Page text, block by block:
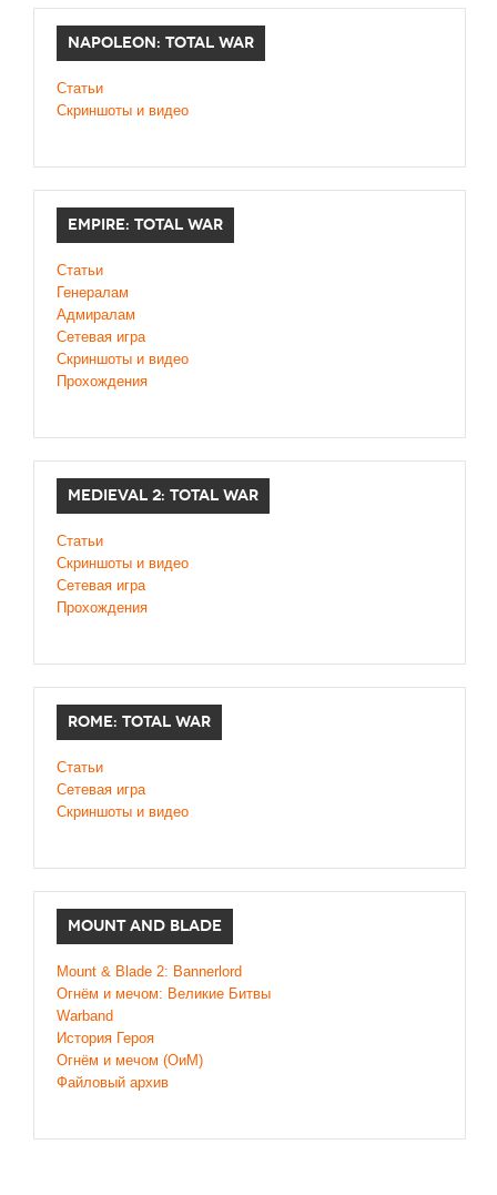
NAPOLEON: TOTAL WAR
Статьи
Скриншоты и видео
EMPIRE: TOTAL WAR
Статьи
Генералам
Адмиралам
Сетевая игра
Скриншоты и видео
Прохождения
MEDIEVAL 2: TOTAL WAR
Статьи
Скриншоты и видео
Сетевая игра
Прохождения
ROME: TOTAL WAR
Статьи
Сетевая игра
Скриншоты и видео
MOUNT AND BLADE
Mount & Blade 2: Bannerlord
Огнём и мечом: Великие Битвы
Warband
История Героя
Огнём и мечом (ОиМ)
Файловый архив